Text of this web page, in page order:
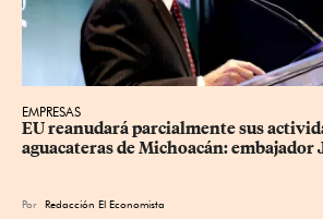
EMPRESAS
EU reanudará parcialmente sus
aguacateras de Michoacán: embajador
Por Redacción El Economista